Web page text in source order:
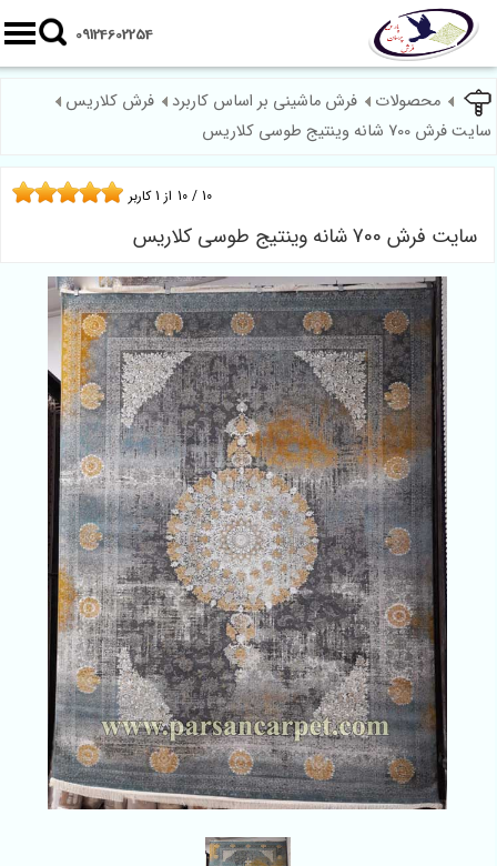
09124602254
محصولات فرش ماشینی بر اساس کاربرد
فرش کلاریس
سایت فرش 700 شانه وینتیج طوسی کلاریس
سایت فرش 700 شانه وینتیج طوسی کلاریس
10 / 10 از1 کاربر